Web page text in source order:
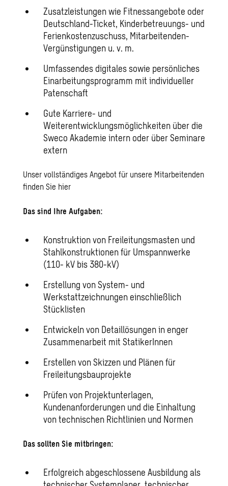
Zusatzleistungen wie Fitnessangebote oder
Deutschland-Ticket, Kinderbetreuungs- und
Ferienkostenzuschuss, Mitarbeitenden-
Vergünstigungen u. v. m.
Umfassendes digitales sowie persönliches
Einarbeitungsprogramm mit individueller
Patenschaft
Gute Karriere- und
Weiterentwicklungsmöglichkeiten über die
Sweco Akademie intern oder über Seminare
extern
Unser vollständiges Angebot für unsere Mitarbeitenden
finden Sie hier
Das sind Ihre Aufgaben:
Konstruktion von Freileitungsmasten und
Stahlkonstruktionen für Umspannwerke
(110- kV bis 380-kV)
Erstellung von System- und
Werkstattzeichnungen einschließlich
Stücklisten
Entwickeln von Detaillösungen in enger
Zusammenarbeit mit StatikerInnen
Erstellen von Skizzen und Plänen für
Freileitungsbauprojekte
Prüfen von Projektunterlagen,
Kundenanforderungen und die Einhaltung
von technischen Richtlinien und Normen
Das sollten Sie mitbringen:
Erfolgreich abgeschlossene Ausbildung als